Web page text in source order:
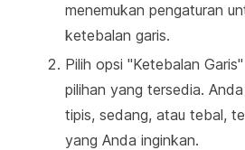
menemukan pengaturan
ketebalan garis.
Pilih opsi "Ketebalan
pilihan yang tersedia.
tipis, sedang, atau tebal,
yang Anda inginkan.